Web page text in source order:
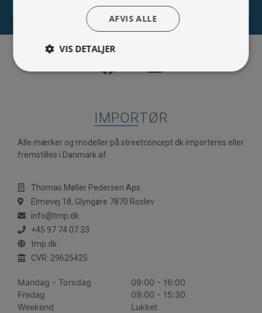
Tilmeld
IMPORTØR
Alle mærker og modeller på streetconcept.dk importeres eller
fremstilles i Danmark af:
Thomas Møller Pedersen Aps.
Elmevej 18, Glyngøre 7870 Roslev
info@tmp.dk
+45 97 74 07 33
tmp.dk
CVR: 29625425
Mandag - Torsdag
09:00 - 16:00
Fredag
09:00 - 15:30
Weekend
Lukket
AFVIS ALLE
VIS DETALJER